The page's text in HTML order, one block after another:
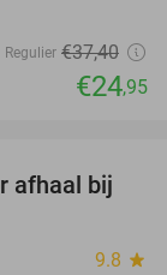
Regulier €37,40
€24,95
45%
afhaal bij
9.8 star